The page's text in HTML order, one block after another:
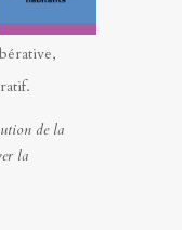
dans la
de la
la